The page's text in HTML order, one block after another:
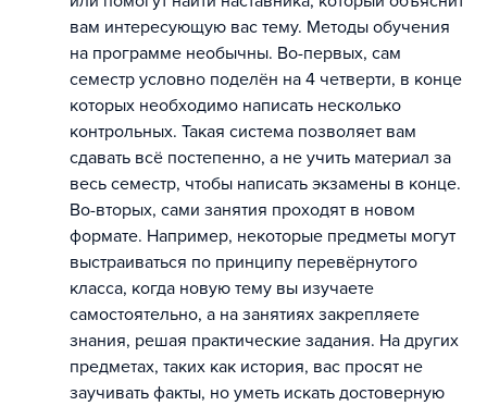
вам интересующую вас тему. Методы обучения
на программе необычны. Во-первых, сам
семестр условно поделён на 4 четверти, в конце
которых необходимо написать несколько
контрольных. Такая система позволяет вам
сдавать всё постепенно, а не учить материал за
весь семестр, чтобы написать экзамены в конце.
Во-вторых, сами занятия проходят в новом
формате. Например, некоторые предметы могут
выстраиваться по принципу перевёрнутого
класса, когда новую тему вы изучаете
самостоятельно, а на занятиях закрепляете
знания, решая практические задания. На других
предметах, таких как история, вас просят не
заучивать факты, но уметь искать достоверную